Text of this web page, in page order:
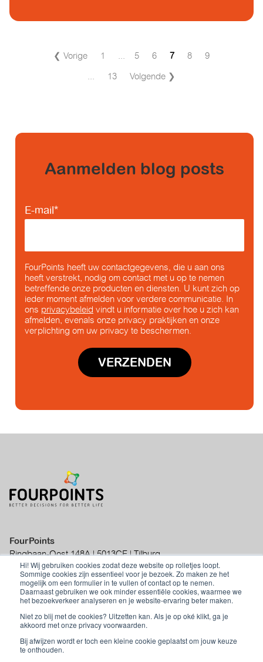
Hi! Wij gebruiken cookies zodat deze website op rolletjes loopt.
Sommige cookies zijn essentieel voor je bezoek. Zo maken ze het
mogelijk om een formulier in te vullen of contact op te nemen.
Daarnaast gebruiken we ook minder essentiële cookies, waarmee we
het bezoekverkeer analyseren en je website-ervaring beter maken.
Niet zo blij met de cookies? Uitzetten kan. Als je op oké klikt, ga je
akkoord met onze privacy voorwaarden.
Bij afwijzen wordt er toch een kleine cookie geplaatst om jouw keuze
te onthouden.
❮ Vorige 1 5 6 7 8 9
13 Volgende ❯
Aanmelden blog posts
E-mail*
FourPoints heeft uw contactgegevens, die u aan ons
heeft verstrekt, nodig om contact met u op te nemen
betreffende onze producten en diensten. U kunt zich op
ieder moment afmelden voor verdere communicatie. In
ons privacybeleid vindt u informatie over hoe u zich kan
afmelden, evenals onze privacy praktijken en onze
verplichting om uw privacy te beschermen.
FourPoints
Ringbaan-Oost 148A | 5013CE | Tilburg
info@fourpoints.nl|+31 (0)70 - 219 01
voorwaarden